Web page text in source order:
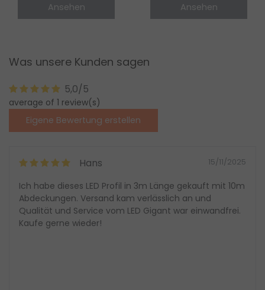
Ansehen Ansehen
Was unsere Kunden sagen
5,0/5
average of 1 review(s)
Eigene Bewertung erstellen
Hans 15/11/2025
Ich habe dieses LED Profil in 3m Länge gekauft mit 10m
Abdeckungen. Versand kam verlässlich an und
Qualität und Service vom LED Gigant war einwandfrei.
Kaufe gerne wieder!